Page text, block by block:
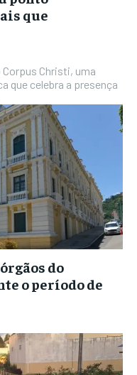
que
Christi, uma
que celebra a presença
do
o período de